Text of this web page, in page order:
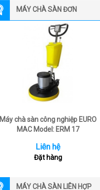
MÁY CHÀ SÀN ĐƠN
Máy chà sàn công nghiệp EURO
MAC Model: ERM 17
Liên hệ
Đặt hàng
MÁY CHÀ SÀN LIÊN HỢP